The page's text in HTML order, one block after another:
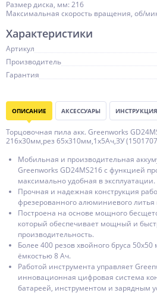
Размер диска, мм: 216
Максимальная скорость вращения, об/
Характеристики
Артикул
Производитель
Гарантия
ОПИСАНИЕ АКСЕССУАРЫ ИНСТРУКЦИЯ
Торцовочная пила акк. Greenworks
216x30мм,рез 65х310мм,1х5Ач,ЗУ
Мобильная и производительная
Greenworks GD24MS216 с функцией
максимально удобная в эксплуатации.
Прочная и надежная конструкция
фрезерованного алюминиевого
Построена на основе мощного
который обеспечивает мощный и
производительность.
Более 400 резов хвойного бруса
ёмкостью 8 Ач.
Работой инструмента управляет
инновационная цифровая система
батареей, инструментом и зарядным